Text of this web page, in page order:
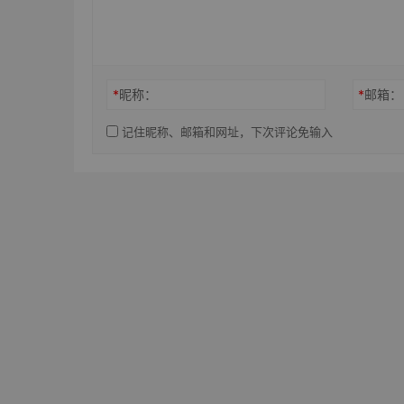
*昵称： *邮箱：
记住昵称、邮箱和网址，下次评论免输入